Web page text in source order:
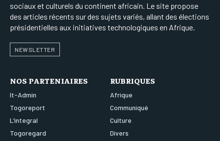
sociaux et culturels du continent africain. Le site propose
des articles récents sur des sujets variés, allant des élections
présidentielles aux initiatives technologiques en Afrique.
NEWSLETTER
NOS PARTENIAIRES
It-Admin
Togoreport
L’integral
Togoregard
RUBRIQUES
Afrique
Communiqué
Culture
Divers